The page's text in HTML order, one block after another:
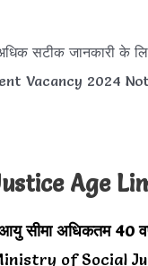
सटीक जानकारी के
Vacancy 2024
Age
सीमा अधिकतम 40
of Social